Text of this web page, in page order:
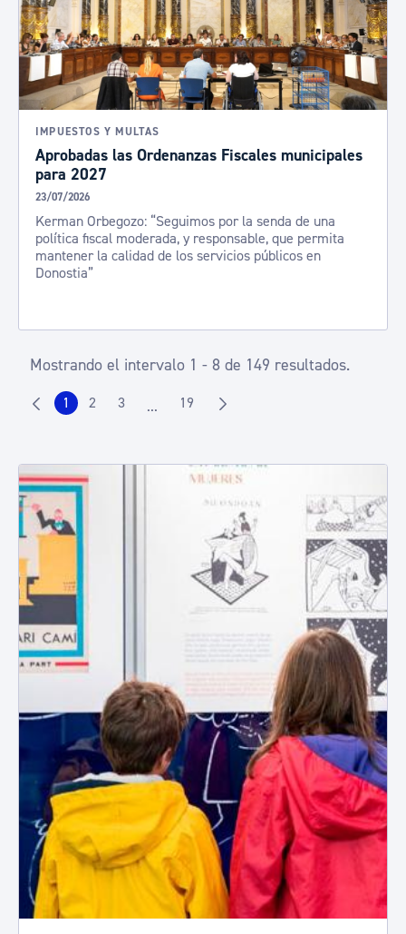
IMPUESTOS Y MULTAS
Aprobadas las Ordenanzas Fiscales municipales
para 2027
23/07/2026
Kerman Orbegozo: “Seguimos por la senda de una
política fiscal moderada, y responsable, que permita
mantener la calidad de los servicios públicos en
Donostia”
Mostrando el intervalo 1 - 8 de 149 resultados.
Página
1 Página
2 Página
3 ...Páginas intermedias Use TAB para
Página
19